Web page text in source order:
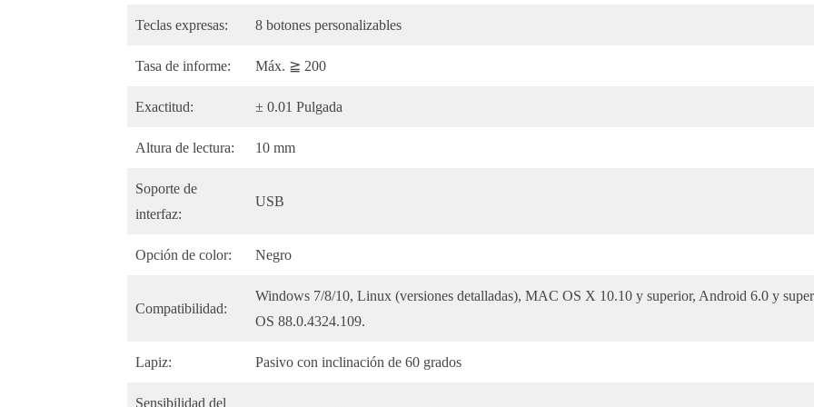
Teclas expresas: 8 botones personalizables
Tasa de informe: Máx. ≧ 200
Exactitud: ± 0.01 Pulgada
Altura de lectura: 10 mm
Soporte de
interfaz:
USB
Opción de color: Negro
Compatibilidad:
Windows 7/8/10, Linux (versiones detalladas), MAC OS X 10.10 y superior, Android 6.0 y
OS 88.0.4324.109.
Lapiz: Pasivo con inclinación de 60 grados
Sensibilidad del